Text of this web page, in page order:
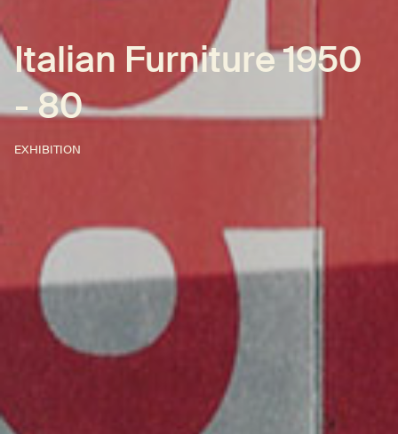
Italian Furniture 1950
- 80
EXHIBITION